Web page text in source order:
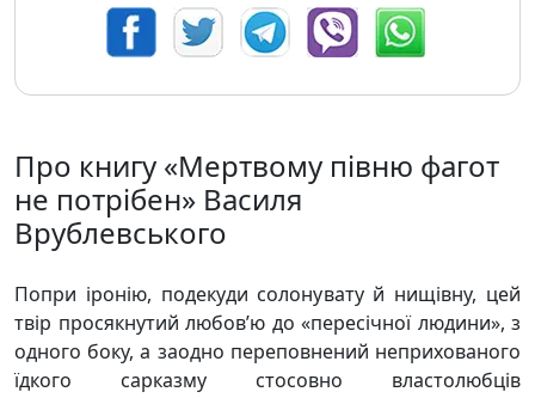
Про книгу «Мертвому півню фагот
не потрібен» Василя
Врублевського
Попри іронію, подекуди солонувату й нищівну, цей
твір просякнутий любов’ю до «пересічної людини», з
одного боку, а заодно переповнений неприхованого
їдкого сарказму стосовно властолюбців